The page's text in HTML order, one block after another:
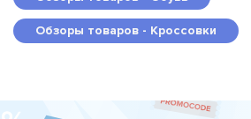
Обзоры товаров - Кроссовки